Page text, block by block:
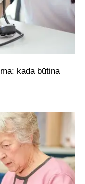
kada būtina